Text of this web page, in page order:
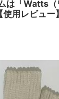
は「Watts
用レビュー